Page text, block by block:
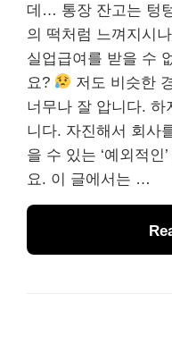
데… 통장 잔고는 텅
의 떡처럼 느껴지시
실업급여를 받을 수
요?
저도 비슷한
너무나 잘 압니다. 하
니다. 자진해서 회사
을 수 있는 ‘예외적인
요. 이 글에서는 …